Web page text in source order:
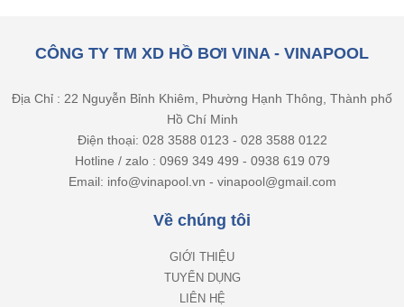
CÔNG TY TM XD HỒ BƠI VINA - VINAPOOL
Địa Chỉ : 22 Nguyễn Bỉnh Khiêm, Phường Hạnh Thông, Thành phố
Hồ Chí Minh
Điện thoại: 028 3588 0123 - 028 3588 0122
Hotline / zalo : 0969 349 499 - 0938 619 079
Email: info@vinapool.vn - vinapool@gmail.com
Về chúng tôi
GIỚI THIỆU
TUYỂN DỤNG
LIÊN HỆ